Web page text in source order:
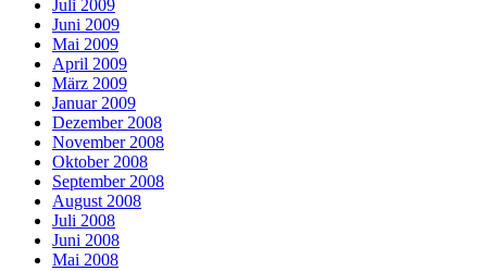
Juli 2009
Juni 2009
Mai 2009
April 2009
März 2009
Januar 2009
Dezember 2008
November 2008
Oktober 2008
September 2008
August 2008
Juli 2008
Juni 2008
Mai 2008